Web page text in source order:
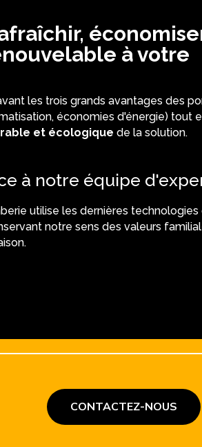
à votre
les trois grands avantages des
économies d'énergie) tout
et écologique de la solution.
à notre équipe
utilise les dernières technologies
notre sens des valeurs
CONTACTEZ-NOUS